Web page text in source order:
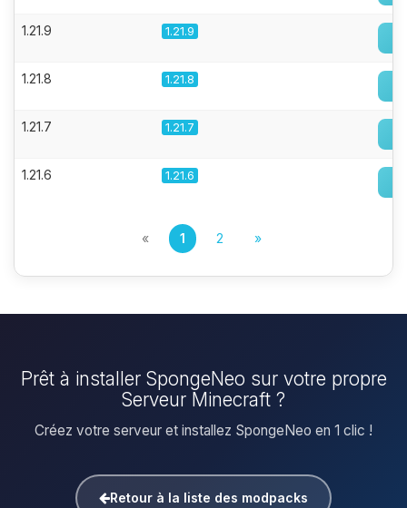
1.21.9 1.21.9
1.21.8 1.21.8
1.21.7 1.21.7
1.21.6 1.21.6
« 1 2 »
Prêt à installer SpongeNeo sur votre propre
Serveur Minecraft ?
Créez votre serveur et installez SpongeNeo en 1 clic !
Retour à la liste des modpacks